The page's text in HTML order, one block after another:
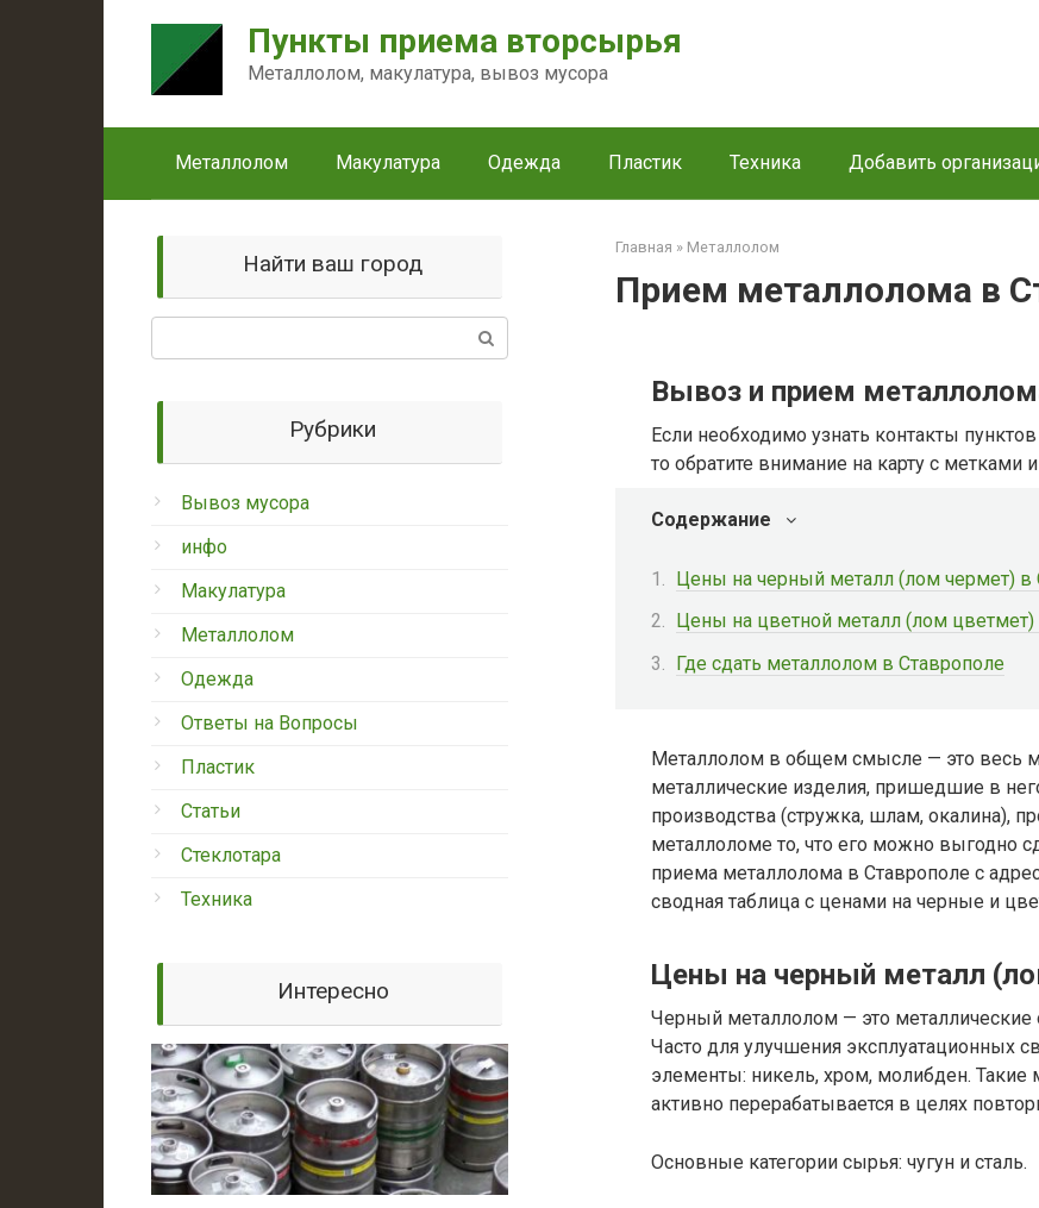
Пункты приема вторсырья
Металлолом, макулатура, вывоз мусора
Металлолом Макулатура Одежда Пластик Техника Добавить
Главная » Металлолом
Прием металлолома в
Вывоз и прием
Если необходимо узнать контакты
то обратите внимание на карту с метками
Содержание
Цены на черный металл (лом чермет) в
Цены на цветной металл (лом цветмет)
Где сдать металлолом в Ставрополе
Металлолом в общем смысле — это весь
металлические изделия, пришедшие в
производства (стружка, шлам, окалина),
металлоломе то, что его можно выгодно
приема металлолома в Ставрополе с
сводная таблица с ценами на черные и
Цены на черный металл
Черный металлолом — это металлические
Часто для улучшения эксплуатационных
элементы: никель, хром, молибден. Такие
активно перерабатывается в целях
Основные категории сырья: чугун и сталь.
Найти ваш город
Рубрики
Вывоз мусора
инфо
Макулатура
Металлолом
Одежда
Ответы на Вопросы
Пластик
Статьи
Стеклотара
Техника
Интересно